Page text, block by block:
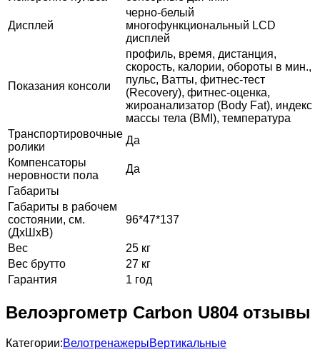
Дисплей
черно-белый
многофункциональный LCD
дисплей
Показания консоли
профиль, время, дистанция,
скорость, калории, обороты в мин.,
пульс, Ватты, фитнес-тест
(Recovery), фитнес-оценка,
жироанализатор (Body Fat), индекс
массы тела (BMI), температура
Транспортировочные
ролики
Да
Компенсаторы
неровности пола
Да
Габариты
Габариты в рабочем
состоянии, см.
(ДхШхВ)
96*47*137
Вес
25 кг
Вес брутто
27 кг
Гарантия
1 год
Велоэргометр Carbon U804 отзывы
Категории:ВелотренажерыВертикальные